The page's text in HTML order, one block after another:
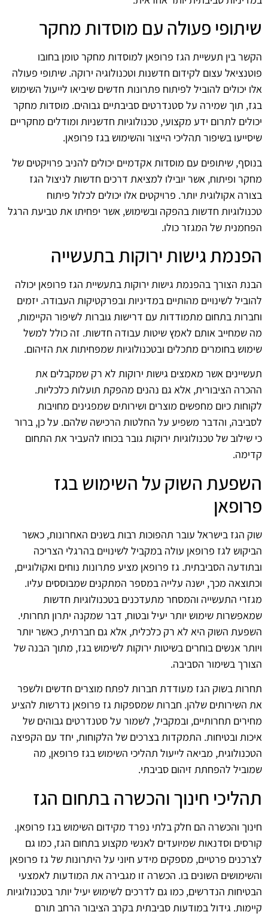
שיתופי פעולה עם מוסדות מחקר
הקשר בין תעשיית הגז פרופאן למוסדות מחקר טומן בחובו
פוטנציאל עצום לקידום חדשנות וטכנולוגיה ירוקה. שיתופי פעולה
אלו יכולים להוביל לפיתוח פתרונות חדשים שיביאו לייעול השימוש
בגז, תוך שמירה על סטנדרטים סביבתיים גבוהים. מוסדות מחקר
יכולים לתרום ידע מקצועי, טכנולוגיות חדשניות ומודלים מחקריים
שיסייעו בשיפור תהליכי הייצור והשימוש בגז פרופאן.
בנוסף, שיתופים עם מוסדות אקדמיים יכולים להניב פרויקטים של
מחקר ופיתוח, אשר יובילו למציאת דרכים חדשות לניצול הגז
בצורה אקולוגית יותר. פרויקטים אלו יכולים לכלול פיתוח
טכנולוגיות חדשות בהפקה ובשימוש, אשר יפחיתו את טביעת הרגל
הפחמנית של המגזר כולו.
הפנמת גישות ירוקות בתעשייה
הבנת הצורך בהפנמת גישות ירוקות בתעשיית הגז פרופאן יכולה
להוביל לשינויים מהותיים במדיניות ובפרקטיקות העבודה. יזמים
וחברות בתחום מתמודדות עם דרישות גוברות לשיפור הקיימות,
מה שמחייב אותם לאמץ שיטות עבודה חדשות. זה כולל למשל
שימוש בחומרים מתכלים ובטכנולוגיות שמפחיתות את הזיהום.
תעשיינים אשר מאמצים גישות ירוקות לא רק שמקבלים את
ההכרה הציבורית, אלא גם נהנים מהפקת תועלות כלכליות.
לקוחות כיום מחפשים מוצרים ושירותים שמפגינים מחויבות
לסביבה, והדבר משפיע על החלטות הרכישה שלהם. על כן, ברור
כי שילוב של טכנולוגיות ירוקות גובר בכוחו להעביר את התחום
קדימה.
השפעת השוק על השימוש בגז
פרופאן
שוק הגז בישראל עובר תהפוכות רבות בשנים האחרונות, כאשר
הביקוש לגז פרופאן עולה במקביל לשינויים בהרגלי הצריכה
ובתודעה הסביבתית. גז פרופאן מציע פתרונות נוחים ואקולוגיים,
וכתוצאה מכך, ישנה עלייה במספר המתקנים שמבוססים עליו.
מגזרי התעשייה והמסחר מתעדכנים בטכנולוגיות חדשות
שמאפשרות שימוש יותר יעיל ובטוח, דבר שמקנה יתרון תחרותי.
השפעת השוק היא לא רק כלכלית, אלא גם חברתית, כאשר יותר
ויותר אנשים בוחרים בשיטות ירוקות לשימוש בגז, מתוך הבנה של
הצורך בשימור הסביבה.
תחרות בשוק הגז מעודדת חברות לפתח מוצרים חדשים ולשפר
את השירותים שלהן. חברות שמספקות גז פרופאן נדרשות להציע
מחירים תחרותיים, ובמקביל, לשמור על סטנדרטים גבוהים של
איכות ובטיחות. התמקדות בצרכים של הלקוחות, יחד עם הקפיצה
הטכנולוגית, מביאה לייעול תהליכי השימוש בגז פרופאן, מה
שמוביל להפחתת זיהום סביבתי.
תהליכי חינוך והכשרה בתחום הגז
חינוך והכשרה הם חלק בלתי נפרד מקידום השימוש בגז פרופאן.
קורסים וסדנאות שמיועדים לאנשי מקצוע בתחום הגז, כמו גם
לצרכנים פרטיים, מספקים מידע חיוני על היתרונות של גז פרופאן
והשימושים השונים בו. הכשרה זו מגבירה את המודעות לאמצעי
הבטיחות הנדרשים, כמו גם לדרכים לשימוש יעיל יותר בטכנולוגיות
קיימות. גידול במודעות סביבתית בקרב הציבור הרחב תורם